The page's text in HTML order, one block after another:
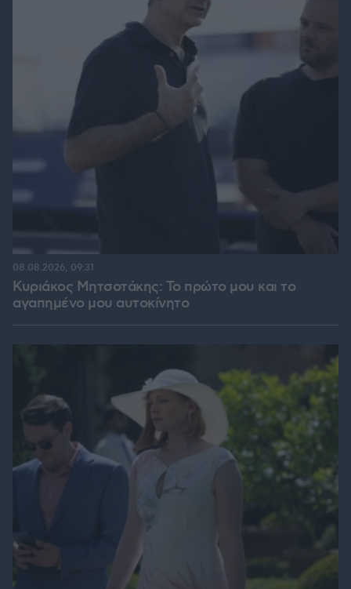
Κυριάκος Μητσοτάκης: Το πρώτο μου και το
αγαπημένο μου αυτοκίνητο
08.08.2026, 09:31